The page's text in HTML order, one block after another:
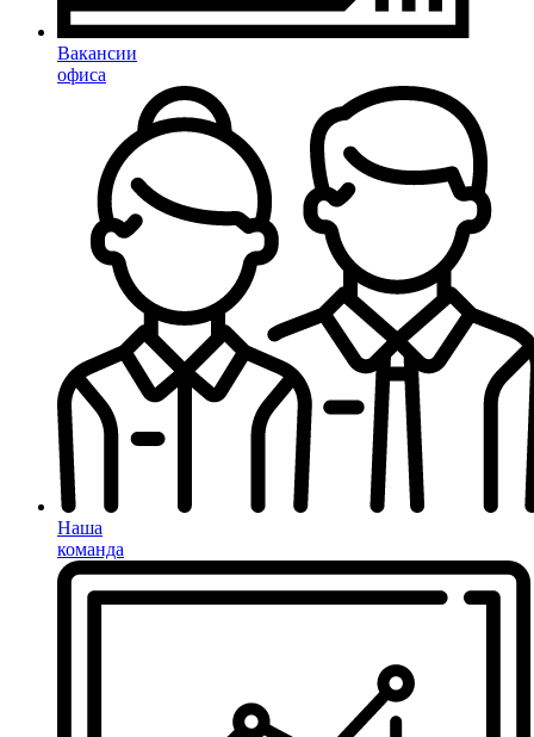
Вакансии
офиса
Наша
команда